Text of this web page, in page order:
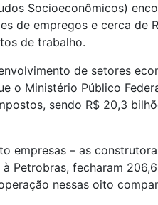
Socioeconômicos)
de empregos e cerca de
de trabalho.
de setores
o Ministério Público
sendo R$ 20,3
– as
Petrobras, fecharam
nessas oito